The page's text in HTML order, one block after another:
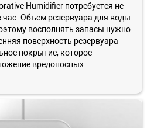
Humidifier потребуется не
Объем резервуара для воды
восполнять запасы нужно
поверхность резервуара
покрытие, которое
вредоносных